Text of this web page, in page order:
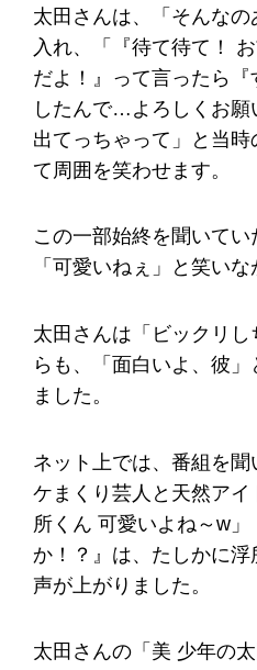
太田さんは、「そんな
入れ、「『待て待て！
だよ！』って言ったら『
したんで…よろしくお願
出てっちゃって」と当
て周囲を笑わせます。
この一部始終を聞いてい
「可愛いねぇ」と笑いな
太田さんは「ビックリ
らも、「面白いよ、彼
ました。
ネット上では、番組を
ケまくり芸人と天然ア
所くん 可愛いよね～w
か！？』は、たしかに
声が上がりました。
太田さんの「美 少年の